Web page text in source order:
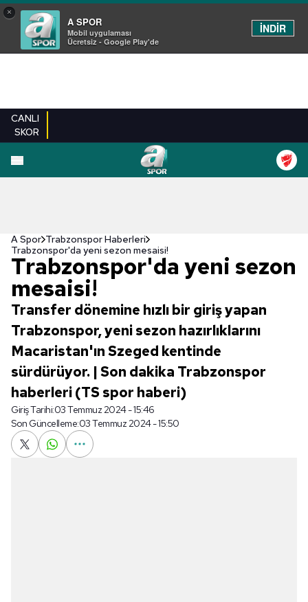
×
A SPOR
Mobil uygulaması
Ücretsiz - Google Play'de
İNDİR
CANLI
SKOR
A Spor Trabzonspor Haberleri
Trabzonspor'da yeni sezon mesaisi!
Trabzonspor'da yeni sezon
mesaisi!
Transfer dönemine hızlı bir giriş yapan
Trabzonspor, yeni sezon hazırlıklarını
Macaristan'ın Szeged kentinde
sürdürüyor. | Son dakika Trabzonspor
haberleri (TS spor haberi)
Giriş Tarihi:03 Temmuz 2024 - 15:46
Son Güncelleme:03 Temmuz 2024 - 15:50